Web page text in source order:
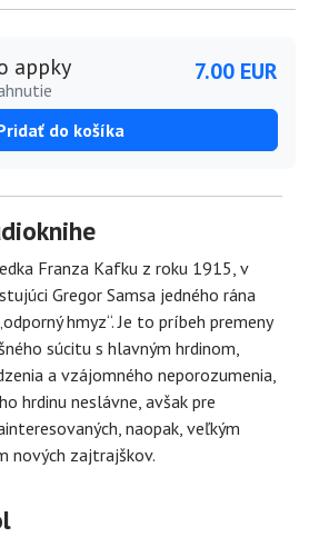
appky 7.00 EUR
do košíka
Franza Kafku z roku 1915, v
Gregor Samsa jedného rána
hmyz“. Je to príbeh premeny
súcitu s hlavným hrdinom,
a vzájomného neporozumenia,
hrdinu neslávne, avšak pre
naopak, veľkým
nových zajtrajškov.